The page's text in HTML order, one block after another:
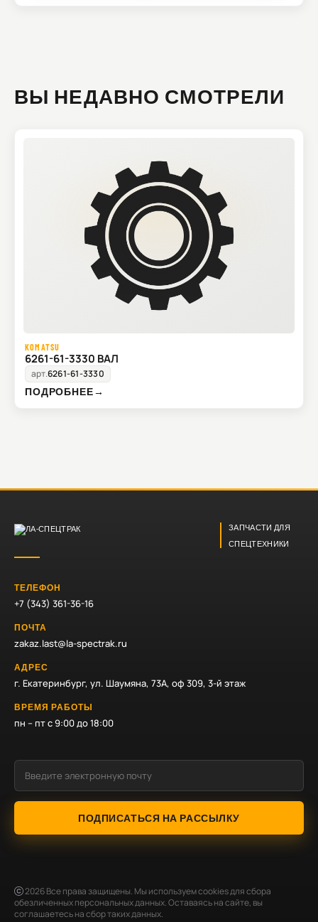
ВЫ НЕДАВНО СМОТРЕЛИ
KOMATSU
6261-61-3330 ВАЛ
арт.6261-61-3330
ПОДРОБНЕЕ→
ЗАПЧАСТИ ДЛЯ
СПЕЦТЕХНИКИ
ТЕЛЕФОН
+7 (343) 361-36-16
ПОЧТА
zakaz.last@la-spectrak.ru
АДРЕС
г. Екатеринбург, ул. Шаумяна, 73А, оф 309, 3-й этаж
ВРЕМЯ РАБОТЫ
пн – пт с 9:00 до 18:00
ПОДПИСАТЬСЯ НА РАССЫЛКУ
2026Все права защищены. Мы используем cookies для сбора
обезличенных персональных данных. Оставаясь на сайте, вы
соглашаетесь на сбор таких данных.